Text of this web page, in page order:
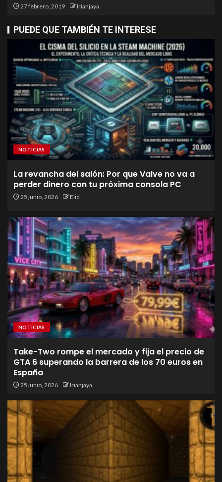
27 febrero, 2019 Irianjaya
PUEDE QUE TAMBIÉN TE INTERESE
NOTICIAS
La revancha del salón: Por que Valve no va a
perder dinero con tu próxima consola PC
25 junio, 2026 Elid
NOTICIAS
Take-Two rompe el mercado y fija el precio de
GTA 6 superando la barrera de los 70 euros en
España
25 junio, 2026 Irianjaya